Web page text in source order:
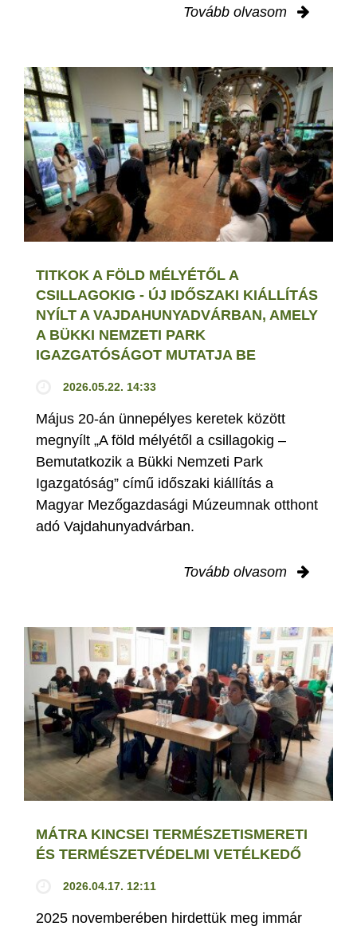
Tovább olvasom
TITKOK A FÖLD MÉLYÉTŐL A
CSILLAGOKIG - ÚJ IDŐSZAKI KIÁLLÍTÁS
NYÍLT A VAJDAHUNYADVÁRBAN, AMELY
A BÜKKI NEMZETI PARK
IGAZGATÓSÁGOT MUTATJA BE
2026.05.22. 14:33
Május 20-án ünnepélyes keretek között
megnyílt „A föld mélyétől a csillagokig –
Bemutatkozik a Bükki Nemzeti Park
Igazgatóság” című időszaki kiállítás a
Magyar Mezőgazdasági Múzeumnak otthont
adó Vajdahunyadvárban.
Tovább olvasom
MÁTRA KINCSEI TERMÉSZETISMERETI
ÉS TERMÉSZETVÉDELMI VETÉLKEDŐ
2026.04.17. 12:11
2025 novemberében hirdettük meg immár